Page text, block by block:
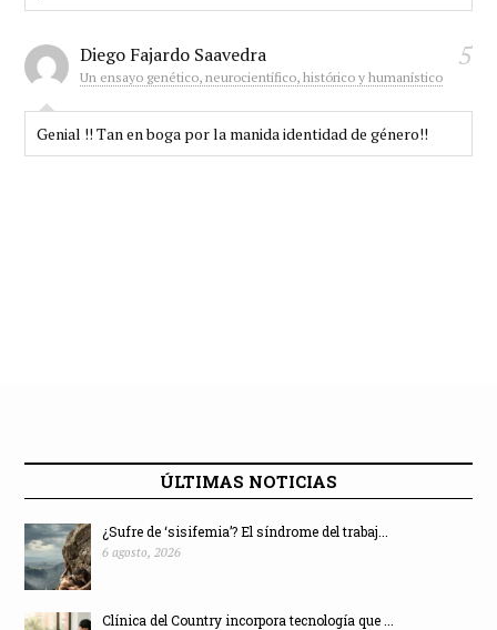
Diego Fajardo Saavedra 5
Un ensayo genético, neurocientífico, histórico y humanístico
Genial !! Tan en boga por la manida identidad de género!!
ÚLTIMAS NOTICIAS
¿Sufre de ‘sisifemia’? El síndrome del trabaj...
6 agosto, 2026
Clínica del Country incorpora tecnología que ...